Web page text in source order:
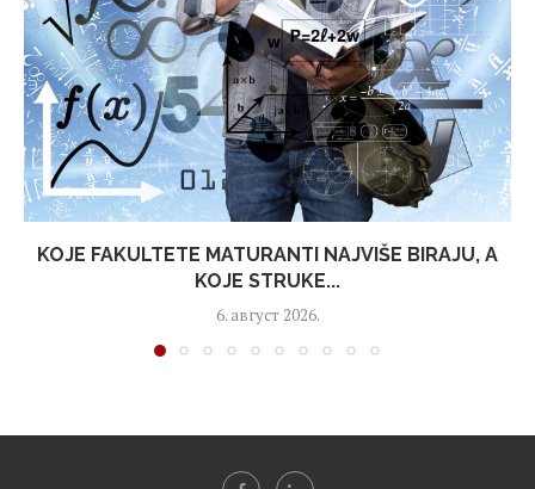
KOJE FAKULTETE MATURANTI NAJVIŠE BIRAJU, A
KOJE STRUKE...
6. август 2026.